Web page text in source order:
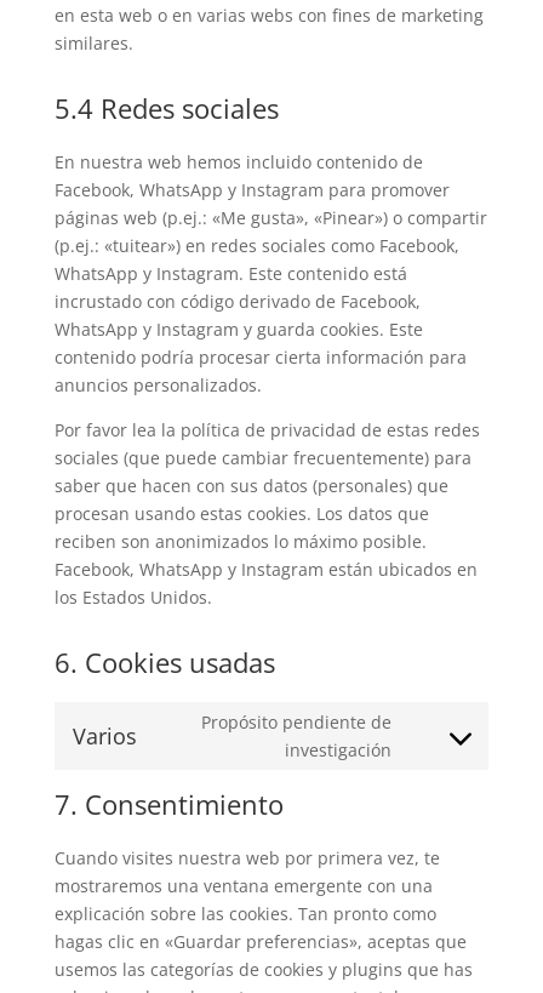
en esta web o en varias webs con fines de marketing
similares.
5.4 Redes sociales
En nuestra web hemos incluido contenido de
Facebook, WhatsApp y Instagram para promover
páginas web (p.ej.: «Me gusta», «Pinear») o compartir
(p.ej.: «tuitear») en redes sociales como Facebook,
WhatsApp y Instagram. Este contenido está
incrustado con código derivado de Facebook,
WhatsApp y Instagram y guarda cookies. Este
contenido podría procesar cierta información para
anuncios personalizados.
Por favor lea la política de privacidad de estas redes
sociales (que puede cambiar frecuentemente) para
saber que hacen con sus datos (personales) que
procesan usando estas cookies. Los datos que
reciben son anonimizados lo máximo posible.
Facebook, WhatsApp y Instagram están ubicados en
los Estados Unidos.
6. Cookies usadas
Varios
Propósito pendiente de
investigación
Consent
7. Consentimiento
Cuando visites nuestra web por primera vez, te
mostraremos una ventana emergente con una
explicación sobre las cookies. Tan pronto como
hagas clic en «Guardar preferencias», aceptas que
usemos las categorías de cookies y plugins que has